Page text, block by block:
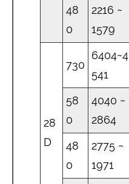
48
0
2216 ~
1579
28
D
730
6404~4
541
58
0
4040 ~
2864
48
0
2775 ~
1971